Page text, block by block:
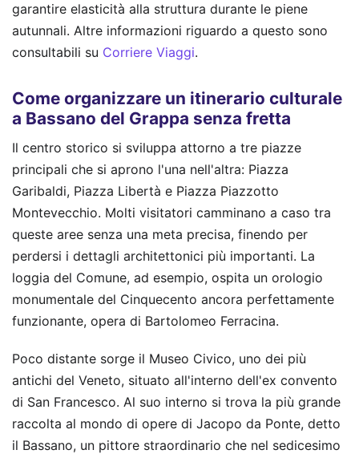
garantire elasticità alla struttura durante le piene
autunnali. Altre informazioni riguardo a questo sono
consultabili su Corriere Viaggi.
Come organizzare un itinerario culturale
a Bassano del Grappa senza fretta
Il centro storico si sviluppa attorno a tre piazze
principali che si aprono l'una nell'altra: Piazza
Garibaldi, Piazza Libertà e Piazza Piazzotto
Montevecchio. Molti visitatori camminano a caso tra
queste aree senza una meta precisa, finendo per
perdersi i dettagli architettonici più importanti. La
loggia del Comune, ad esempio, ospita un orologio
monumentale del Cinquecento ancora perfettamente
funzionante, opera di Bartolomeo Ferracina.
Poco distante sorge il Museo Civico, uno dei più
antichi del Veneto, situato all'interno dell'ex convento
di San Francesco. Al suo interno si trova la più grande
raccolta al mondo di opere di Jacopo da Ponte, detto
il Bassano, un pittore straordinario che nel sedicesimo